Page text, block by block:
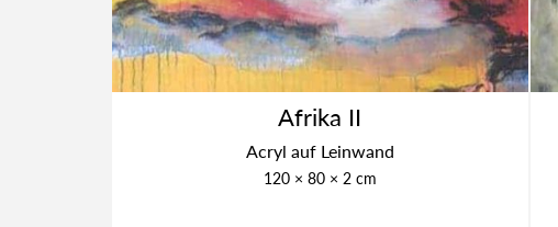
Afri­ka II
Acryl auf Lein­wand
120 × 80 × 2 cm